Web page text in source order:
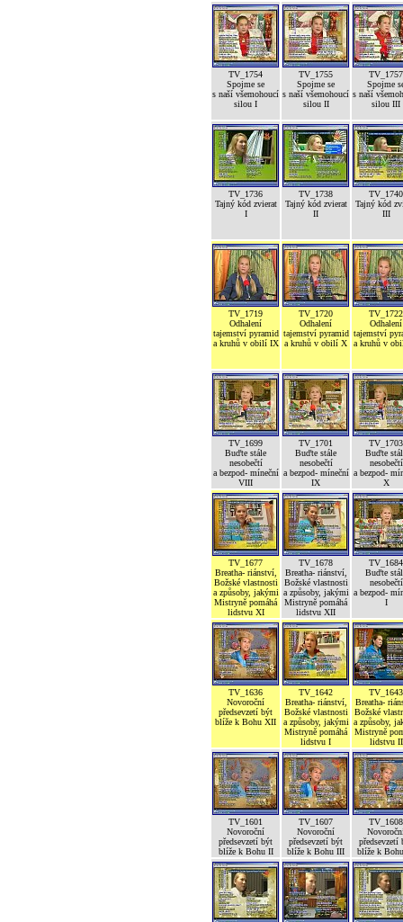
TV_1754
Spojme se
s naší všemohoucí
silou I
TV_1755
Spojme se
s naší všemohoucí
silou II
TV_1757
Spojme
s naší
silou III
TV_1736
Tajný kód zvierat
I
TV_1738
Tajný kód zvierat
II
TV_1740
Tajný kód
III
TV_1719
Odhalení
tajemství pyramid
a kruhů v obilí IX
TV_1720
Odhalení
tajemství pyramid
a kruhů v obilí X
TV_1722
Odhalení
tajemství
a kruhů v
TV_1699
Buďte stále
nesobečtí
a bezpod- míneční
VIII
TV_1701
Buďte stále
nesobečtí
a bezpod- míneční
IX
TV_1703
Buďte
nesobečtí
a bezpod-
X
TV_1677
Breatha- riánství,
Božské vlastnosti
a způsoby, jakými
Mistryně pomáhá
lidstvu XI
TV_1678
Breatha- riánství,
Božské vlastnosti
a způsoby, jakými
Mistryně pomáhá
lidstvu XII
TV_1684
Buďte
nesobečtí
a bezpod-
I
TV_1636
Novoroční
předsevzetí být
blíže k Bohu XII
TV_1642
Breatha- riánství,
Božské vlastnosti
a způsoby, jakými
Mistryně pomáhá
lidstvu I
TV_1643
Breatha-
Božské
a způsoby,
Mistryně
lidstvu II
TV_1601
Novoroční
předsevzetí být
blíže k Bohu II
TV_1607
Novoroční
předsevzetí být
blíže k Bohu III
TV_1608
předsevzetí
blíže k